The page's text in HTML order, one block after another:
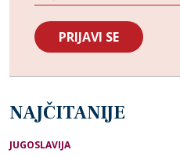
NAJČITANIJE
JUGOSLAVIJA